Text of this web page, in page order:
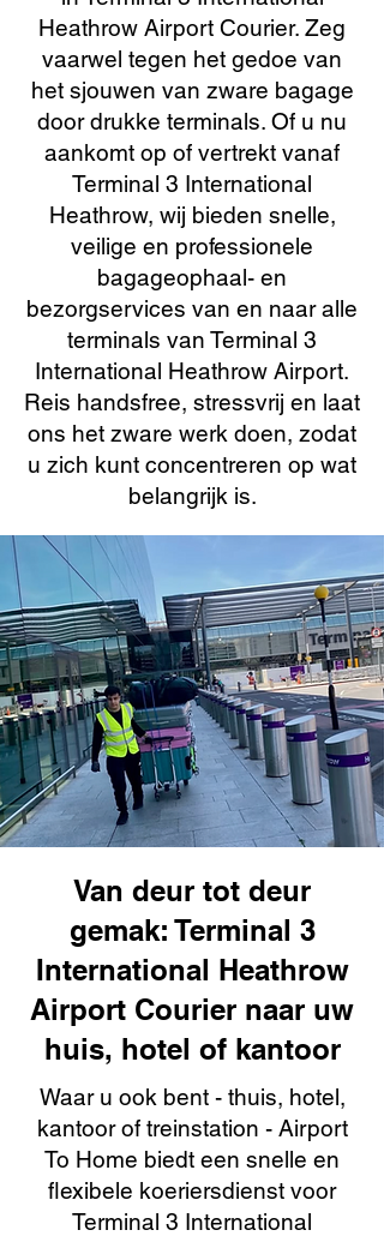
Heathrow Airport Courier. Zeg
vaarwel tegen het gedoe van
het sjouwen van zware bagage
door drukke terminals. Of u nu
aankomt op of vertrekt vanaf
Terminal 3 International
Heathrow, wij bieden snelle,
veilige en professionele
bagageophaal- en
bezorgservices van en naar alle
terminals van Terminal 3
International Heathrow Airport.
Reis handsfree, stressvrij en laat
ons het zware werk doen, zodat
u zich kunt concentreren op wat
belangrijk is.
Van deur tot deur
gemak: Terminal 3
International Heathrow
Airport Courier naar uw
huis, hotel of kantoor
Waar u ook bent - thuis, hotel,
kantoor of treinstation - Airport
To Home biedt een snelle en
flexibele koeriersdienst voor
Terminal 3 International